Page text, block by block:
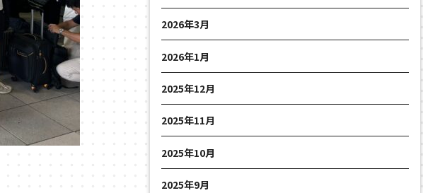
2026年3月
2026年1月
2025年12月
2025年11月
2025年10月
2025年9月